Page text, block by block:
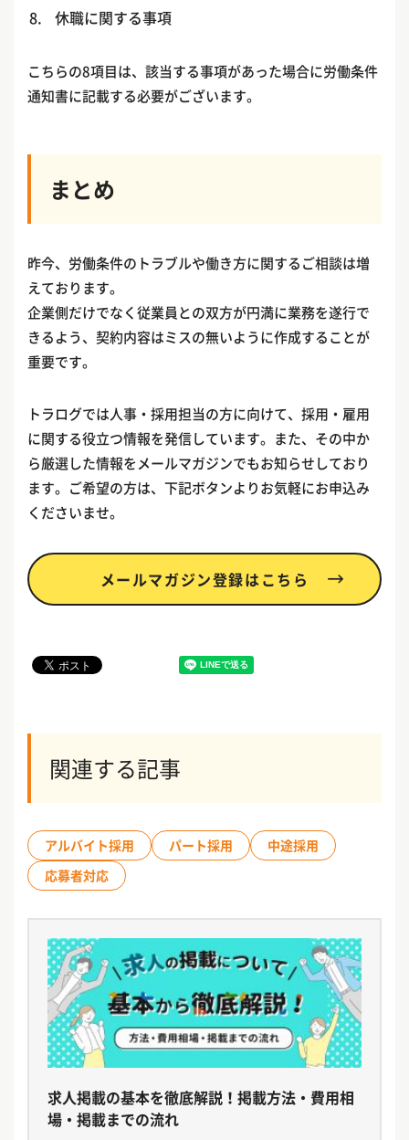
休職に関する事項
こちらの8項目は、該当する事項があった場合に労働条件
通知書に記載する必要がございます。
まとめ
昨今、労働条件のトラブルや働き方に関するご相談は増
えております。
企業側だけでなく従業員との双方が円満に業務を遂行で
きるよう、契約内容はミスの無いように作成することが
重要です。
トラログでは人事・採用担当の方に向けて、採用・雇用
に関する役立つ情報を発信しています。また、その中か
ら厳選した情報をメールマガジンでもお知らせしており
ます。ご希望の方は、下記ボタンよりお気軽にお申込み
くださいませ。
メールマガジン登録はこちら
関連する記事
アルバイト採用 パート採用
中途採用
応募者対応
求人掲載の基本を徹底解説！掲載方法・費用相
場・掲載までの流れ